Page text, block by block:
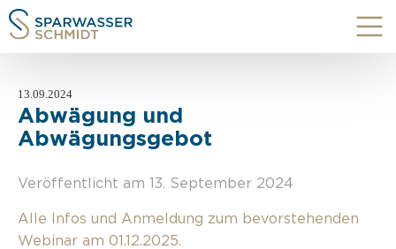
13.09.2024
Abwägung und
Abwägungsgebot
Veröffentlicht am 13. September 2024
Alle Infos und Anmeldung zum bevorstehenden
Webinar am 01.12.2025.